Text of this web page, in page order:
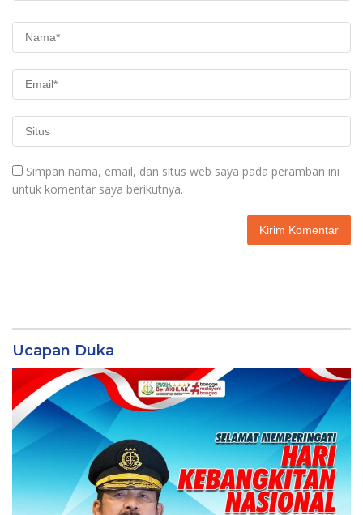
Simpan nama, email, dan situs web saya pada peramban ini
untuk komentar saya berikutnya.
Ucapan Duka